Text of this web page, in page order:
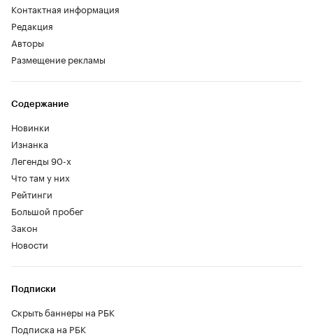
Контактная информация
Редакция
Авторы
Размещение рекламы
Содержание
Новинки
Изнанка
Легенды 90-х
Что там у них
Рейтинги
Большой пробег
Закон
Новости
Подписки
Скрыть баннеры на РБК
Подписка на РБК